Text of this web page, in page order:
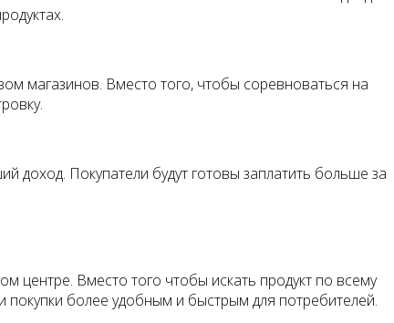
магазинов. Вместо того, чтобы соревноваться на
доход. Покупатели будут готовы заплатить больше за
центре. Вместо того чтобы искать продукт по всему
покупки более удобным и быстрым для потребителей.